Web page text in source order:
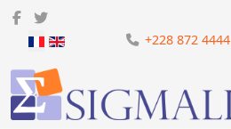
Sélectionnez votre langue
+228 872 4444